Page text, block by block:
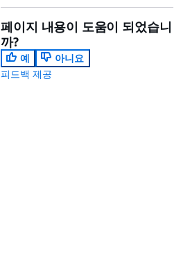
페이지 내용이 도움이 되었습니
까?
예
아니요
피드백 제공